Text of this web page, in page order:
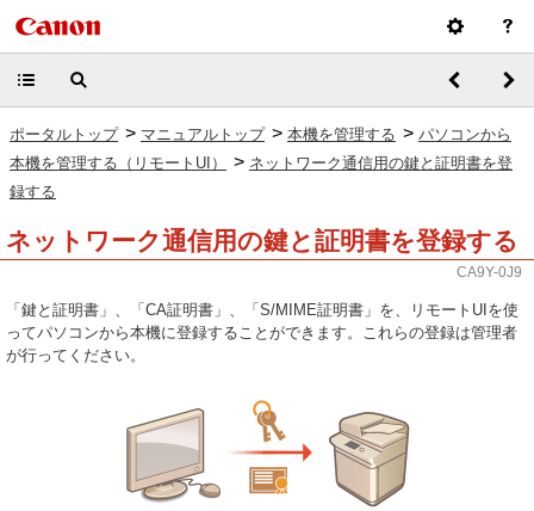
ポータルトップ > マニュアルトップ > 本機を管理する > パソコンから
本機を管理する（リモートUI）
> ネットワーク通信用の鍵と証明書を登
録する
ネットワーク通信用の鍵と証明書を登録する
CA9Y-0J9
「鍵と証明書」、「CA証明書」、「S/MIME証明書」を、リモートUIを使
ってパソコンから本機に登録することができます。これらの登録は管理者
が行ってください。